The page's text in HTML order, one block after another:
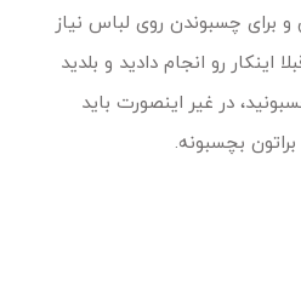
برای چسبوندن روی لباس نیاز
اینکار رو انجام دادید و بلدید
در غیر اینصورت باید
بچسبونه.